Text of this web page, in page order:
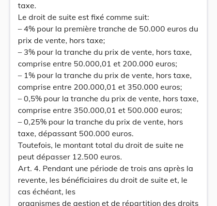
taxe.
Le droit de suite est fixé comme suit:
– 4% pour la première tranche de 50.000 euros du
prix de vente, hors taxe;
– 3% pour la tranche du prix de vente, hors taxe,
comprise entre 50.000,01 et 200.000 euros;
– 1% pour la tranche du prix de vente, hors taxe,
comprise entre 200.000,01 et 350.000 euros;
– 0,5% pour la tranche du prix de vente, hors taxe,
comprise entre 350.000,01 et 500.000 euros;
– 0,25% pour la tranche du prix de vente, hors
taxe, dépassant 500.000 euros.
Toutefois, le montant total du droit de suite ne
peut dépasser 12.500 euros.
Art. 4. Pendant une période de trois ans après la
revente, les bénéficiaires du droit de suite et, le
cas échéant, les
organismes de gestion et de répartition des droits